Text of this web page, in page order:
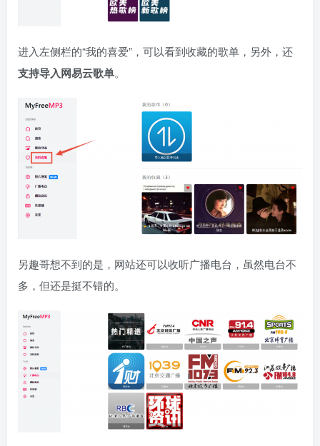
进入左侧栏的“我的喜爱”，可以看到收藏的歌单，另外，还
支持导入网易云歌单。
另趣哥想不到的是，网站还可以收听广播电台，虽然电台不
多，但还是挺不错的。